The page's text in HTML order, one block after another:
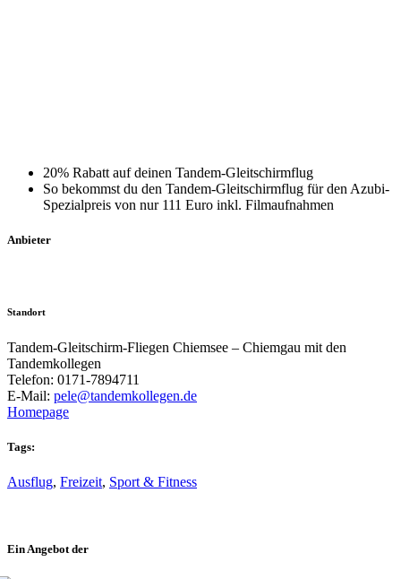
20% Rabatt auf deinen Tandem-Gleitschirmflug
So bekommst du den Tandem-Gleitschirmflug für den Azubi-
Spezialpreis von nur 111 Euro inkl. Filmaufnahmen
Anbieter
Standort
Tandem-Gleitschirm-Fliegen Chiemsee – Chiemgau mit den
Tandemkollegen
Telefon: 0171-7894711
E-Mail: pele@tandemkollegen.de
Homepage
Tags:
Ausflug, Freizeit, Sport & Fitness
Ein Angebot der